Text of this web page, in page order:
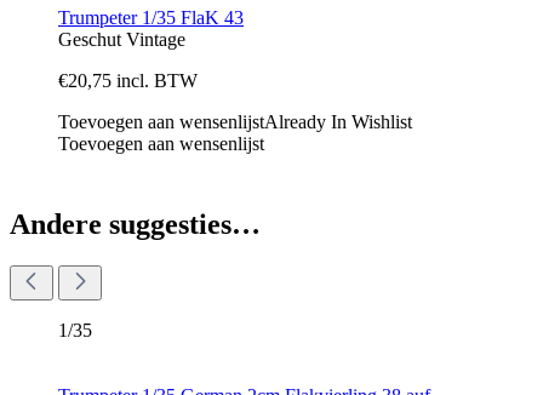
Trumpeter 1/35 FlaK 43
Geschut Vintage
€20,75 incl. BTW
Toevoegen aan wensenlijstAlready In Wishlist
Toevoegen aan wensenlijst
Andere suggesties…
1/35